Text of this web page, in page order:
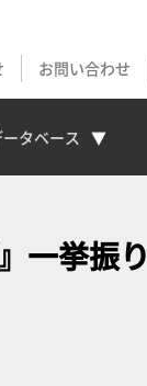
お問い合わせ
タベース
一挙振り